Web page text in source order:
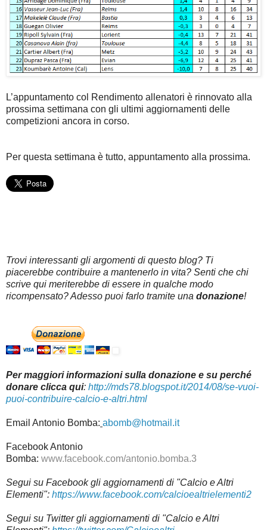
L’appuntamento col Rendimento allenatori è rinnovato alla
prossima settimana con gli ultimi aggiornamenti delle
competizioni ancora in corso.
Per questa settimana è tutto, appuntamento alla prossima.
Trovi interessanti gli argomenti di questo blog? Ti
piacerebbe contribuire a mantenerlo in vita? Senti che chi
scrive qui meriterebbe di essere in qualche modo
ricompensato? Adesso puoi farlo tramite una donazione!
Per maggiori informazioni sulla donazione e su perché
donare clicca qui: http://mds78.blogspot.it/2014/08/se-vuoi-
puoi-contribuire-calcio-e-altri.html
Email Antonio Bomba: abomb@hotmail.it
Facebook Antonio
Bomba: www.facebook.com/antonio.bomba.3
Segui su Facebook gli aggiornamenti di "Calcio e Altri
Elementi": https://www.facebook.com/calcioealtrielementi2
Segui su Twitter gli aggiornamenti di "Calcio e Altri